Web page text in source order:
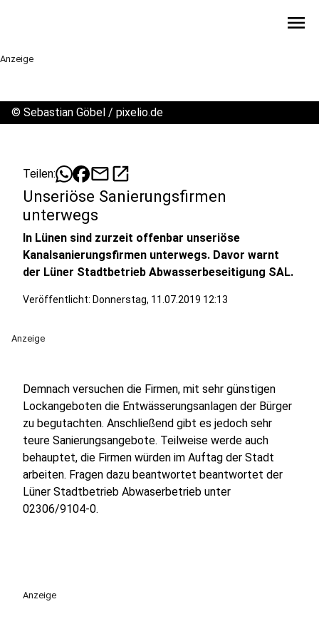
menu
Anzeige
© Sebastian Göbel / pixelio.de
Teilen: mailopen_in_new
Unseriöse Sanierungsfirmen
unterwegs
In Lünen sind zurzeit offenbar unseriöse
Kanalsanierungsfirmen unterwegs. Davor warnt
der Lüner Stadtbetrieb Abwasserbeseitigung SAL.
Veröffentlicht: Donnerstag, 11.07.2019 12:13
Anzeige
Demnach versuchen die Firmen, mit sehr günstigen
Lockangeboten die Entwässerungsanlagen der Bürger
zu begutachten. Anschließend gibt es jedoch sehr
teure Sanierungsangebote. Teilweise werde auch
behauptet, die Firmen würden im Auftag der Stadt
arbeiten. Fragen dazu beantwortet beantwortet der
Lüner Stadtbetrieb Abwaserbetrieb unter
02306/9104-0.
Anzeige